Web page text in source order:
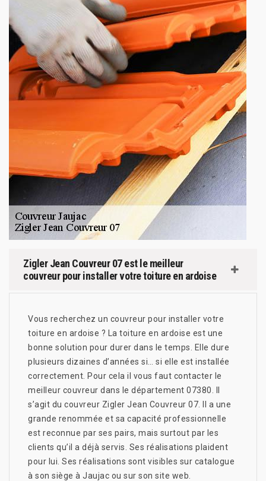
Zigler Jean Couvreur 07 est le meilleur
couvreur pour installer votre toiture en ardoise
Vous recherchez un couvreur pour installer votre
toiture en ardoise ? La toiture en ardoise est une
bonne solution pour durer dans le temps. Elle dure
plusieurs dizaines d’années si… si elle est installée
correctement. Pour cela il vous faut contacter le
meilleur couvreur dans le département 07380. Il
s’agit du couvreur Zigler Jean Couvreur 07. Il a une
grande renommée et sa capacité professionnelle
est reconnue par ses pairs, mais surtout par les
clients qu’il a déjà servis. Ses réalisations plaident
pour lui. Ses réalisations sont visibles sur catalogue
à son siège à Jaujac ou sur son site web.